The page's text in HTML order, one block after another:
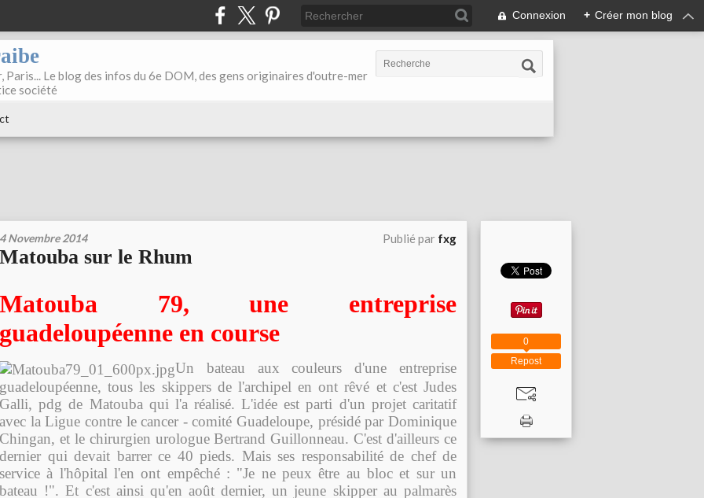
Connexion + Créer mon blog
Paris... Le blog des infos du 6e DOM, des gens originaires d'outre-mer
société
4 Novembre 2014 Publié par fxg
Matouba sur le Rhum
Matouba 79, une entreprise
guadeloupéenne en course
Un bateau aux couleurs d'une entreprise
guadeloupéenne, tous les skippers de l'archipel en ont rêvé et c'est Judes
Galli, pdg de Matouba qui l'a réalisé. L'idée est parti d'un projet caritatif
avec la Ligue contre le cancer - comité Guadeloupe, présidé par Dominique
Chingan, et le chirurgien urologue Bertrand Guillonneau. C'est d'ailleurs ce
dernier qui devait barrer ce 40 pieds. Mais ses responsabilité de chef de
service à l'hôpital l'en ont empêché : "Je ne peux être au bloc et sur un
bateau !". Et c'est ainsi qu'en août dernier, un jeune skipper au palmarès
Repost
0